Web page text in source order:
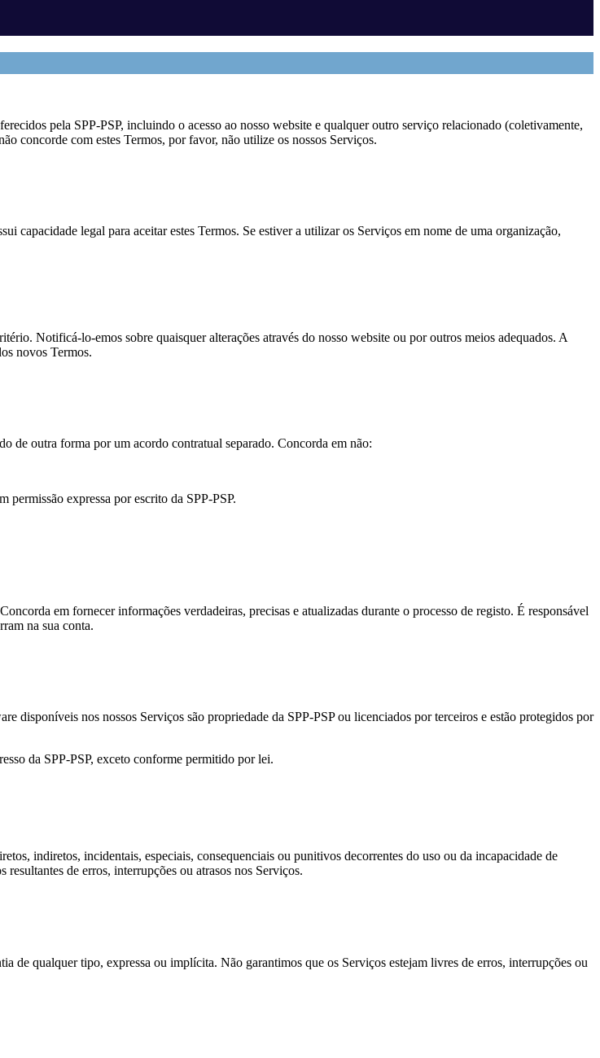
pela SPP-PSP, incluindo o acesso ao nosso website e qualquer outro serviço relacionado (coletivamente,
concorde com estes Termos, por favor, não utilize os nossos Serviços.
capacidade legal para aceitar estes Termos. Se estiver a utilizar os Serviços em nome de uma organização,
Notificá-lo-emos sobre quaisquer alterações através do nosso website ou por outros meios adequados. A
novos Termos.
de outra forma por um acordo contratual separado. Concorda em não:
expressa por escrito da SPP-PSP.
em fornecer informações verdadeiras, precisas e atualizadas durante o processo de registo. É responsável
na sua conta.
disponíveis nos nossos Serviços são propriedade da SPP-PSP ou licenciados por terceiros e estão protegidos por
da SPP-PSP, exceto conforme permitido por lei.
indiretos, incidentais, especiais, consequenciais ou punitivos decorrentes do uso ou da incapacidade de
de erros, interrupções ou atrasos nos Serviços.
de qualquer tipo, expressa ou implícita. Não garantimos que os Serviços estejam livres de erros, interrupções ou